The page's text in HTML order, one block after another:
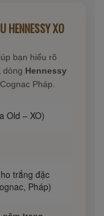
HENNESSY XO
bạn hiểu rõ
dòng Hennessy
Pháp.
Old – XO)
trắng đặc
Pháp)